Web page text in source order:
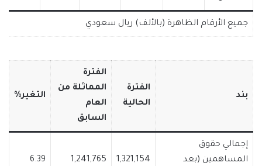
جميع الأرقام الظاهرة (بالألف) ريال سعودي
بند
الفترة
الحالية
الفترة
المماثلة من
العام
السابق
التغير%
إجمالي حقوق
المساهمين (بعد
1,321,154
1,241,765
6.39